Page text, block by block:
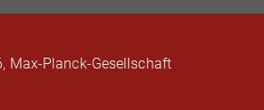
Max-Planck-Gesellschaft